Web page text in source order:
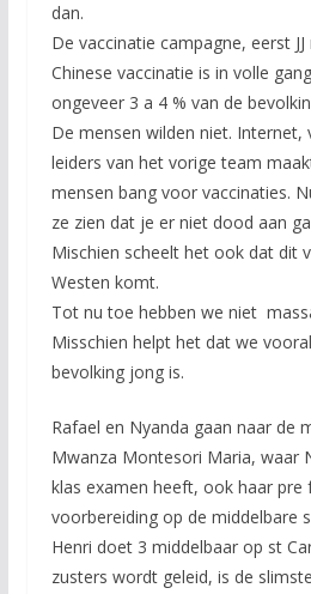
dan.
De vaccinatie campagne, eerst
Chinese vaccinatie is in volle
ongeveer 3 a 4 % van de
De mensen wilden niet. Internet,
leiders van het vorige team
mensen bang voor vaccinaties.
ze zien dat je er niet dood aan
Mischien scheelt het ook dat dit
Westen komt.
Tot nu toe hebben we niet
Misschien helpt het dat we
bevolking jong is.
Rafael en Nyanda gaan naar de
Mwanza Montesori Maria, waar
klas examen heeft, ook haar pre
voorbereiding op de middelbare
Henri doet 3 middelbaar op st
zusters wordt geleid, is de